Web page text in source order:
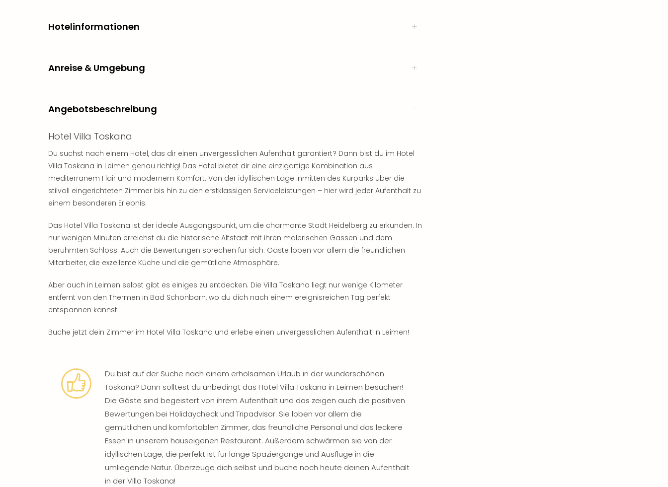
Hotelinformationen
Anreise & Umgebung
Angebotsbeschreibung
Hotel Villa Toskana
Du suchst nach einem Hotel, das dir einen unvergesslichen Aufenthalt garantiert? Dann bist du im Hotel
Villa Toskana in Leimen genau richtig! Das Hotel bietet dir eine einzigartige Kombination aus
mediterranem Flair und modernem Komfort. Von der idyllischen Lage inmitten des Kurparks über die
stilvoll eingerichteten Zimmer bis hin zu den erstklassigen Serviceleistungen – hier wird jeder Aufenthalt zu
einem besonderen Erlebnis.
Das Hotel Villa Toskana ist der ideale Ausgangspunkt, um die charmante Stadt Heidelberg zu erkunden. In
nur wenigen Minuten erreichst du die historische Altstadt mit ihren malerischen Gassen und dem
berühmten Schloss. Auch die Bewertungen sprechen für sich: Gäste loben vor allem die freundlichen
Mitarbeiter, die exzellente Küche und die gemütliche Atmosphäre.
Aber auch in Leimen selbst gibt es einiges zu entdecken. Die Villa Toskana liegt nur wenige Kilometer
entfernt von den Thermen in Bad Schönborn, wo du dich nach einem ereignisreichen Tag perfekt
entspannen kannst.
Buche jetzt dein Zimmer im Hotel Villa Toskana und erlebe einen unvergesslichen Aufenthalt in Leimen!
Du bist auf der Suche nach einem erholsamen Urlaub in der wunderschönen
Toskana? Dann solltest du unbedingt das Hotel Villa Toskana in Leimen besuchen!
Die Gäste sind begeistert von ihrem Aufenthalt und das zeigen auch die positiven
Bewertungen bei Holidaycheck und Tripadvisor. Sie loben vor allem die
gemütlichen und komfortablen Zimmer, das freundliche Personal und das leckere
Essen in unserem hauseigenen Restaurant. Außerdem schwärmen sie von der
idyllischen Lage, die perfekt ist für lange Spaziergänge und Ausflüge in die
umliegende Natur. Überzeuge dich selbst und buche noch heute deinen Aufenthalt
in der Villa Toskana!